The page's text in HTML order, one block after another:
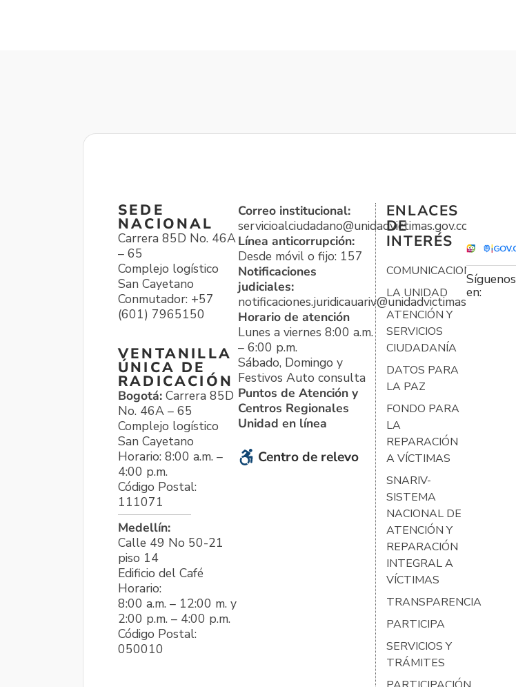
SEDE
NACIONAL
Carrera 85D No. 46A
– 65
Complejo logístico
San Cayetano
Conmutador: +57
(601) 7965150
VENTANILLA
ÚNICA DE
RADICACIÓN
Bogotá: Carrera 85D
No. 46A – 65
Complejo logístico
San Cayetano
Horario: 8:00 a.m. –
4:00 p.m.
Código Postal:
111071
Medellín:
Calle 49 No 50-21
piso 14
Edificio del Café
Horario:
8:00 a.m. – 12:00 m. y
2:00 p.m. – 4:00 p.m.
Código Postal:
050010
Correo institucional:
servicioalciudadano@unidadvictimas.gov.co
Línea anticorrupción:
Desde móvil o fijo: 157
Notificaciones
judiciales:
notificaciones.juridicauariv@unidadvictimas.gov.co
Horario de atención
Lunes a viernes 8:00 a.m.
– 6:00 p.m.
Sábado, Domingo y
Festivos Auto consulta
Puntos de Atención y
Centros Regionales
Unidad en línea
Centro de relevo
ENLACES
DE
INTERÉS
COMUNICACIONES
LA UNIDAD
ATENCIÓN Y
SERVICIOS
CIUDADANÍA
DATOS PARA
LA PAZ
FONDO PARA
LA
REPARACIÓN
A VÍCTIMAS
SNARIV-
SISTEMA
NACIONAL DE
ATENCIÓN Y
REPARACIÓN
INTEGRAL A
VÍCTIMAS
TRANSPARENCIA
PARTICIPA
SERVICIOS Y
TRÁMITES
Síguenos
en: